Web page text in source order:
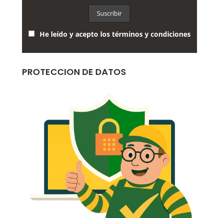
He leído y acepto los términos y condiciones
PROTECCION DE DATOS